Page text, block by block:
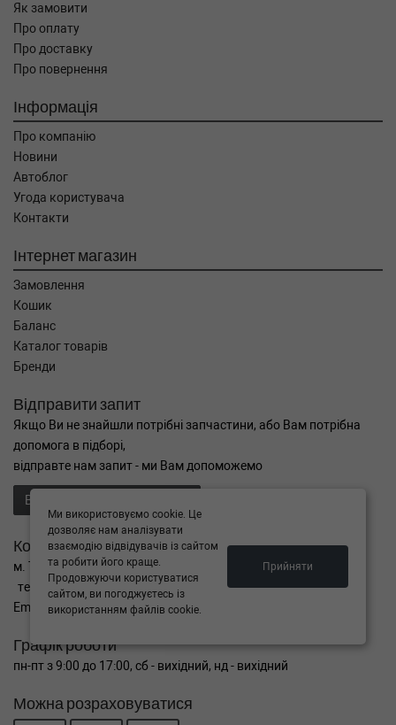
Як замовити
Про оплату
Про доставку
Про повернення
Інформація
Про компанію
Новини
Автоблог
Угода користувача
Контакти
Інтернет магазин
Замовлення
Кошик
Баланс
Каталог товарів
Бренди
Відправити запит
Якщо Ви не знайшли потрібні запчастини, або Вам потрібна
допомога в підборі,
відправте нам запит - ми Вам допоможемо
Відправити запит продавцю
Контакти
м. Тернопіль вул. Микулинецька 106а
тел. +38(099)650-59-19
Email. autokitparts@yahoo.com
Графік роботи
пн-пт з 9:00 до 17:00, сб - вихідний, нд - вихідний
Можна розраховуватися
Ми використовуємо cookie. Це
дозволяє нам аналізувати
взаємодію відвідувачів із сайтом
та робити його краще.
Продовжуючи користуватися
сайтом, ви погоджуєтесь із
використанням файлів cookie.
Прийняти